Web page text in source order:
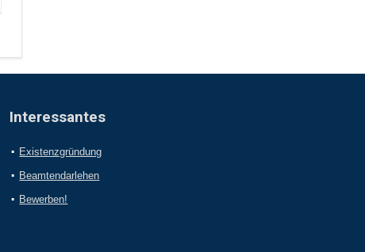
Interessantes
Existenzgründung
Beamtendarlehen
Bewerben!